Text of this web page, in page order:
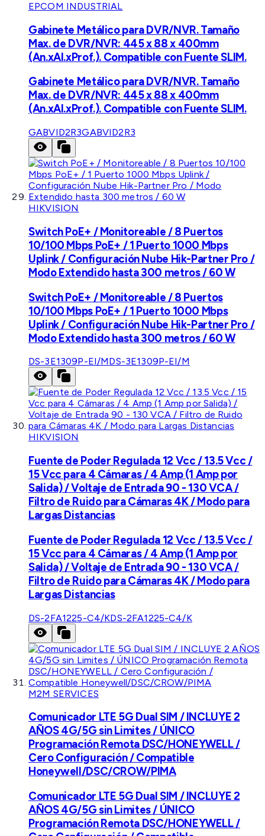
EPCOM INDUSTRIAL
Gabinete Metálico para DVR/NVR. Tamaño
Max. de DVR/NVR: 445 x 88 x 400mm
(An.xAl.xProf.). Compatible con Fuente SLIM.
Gabinete Metálico para DVR/NVR. Tamaño
Max. de DVR/NVR: 445 x 88 x 400mm
(An.xAl.xProf.). Compatible con Fuente SLIM.
GABVID2R3GABVID2R3
HIKVISION
Switch PoE+ / Monitoreable / 8 Puertos
10/100 Mbps PoE+ / 1 Puerto 1000 Mbps
Uplink / Configuración Nube Hik-Partner Pro /
Modo Extendido hasta 300 metros / 60 W
Switch PoE+ / Monitoreable / 8 Puertos
10/100 Mbps PoE+ / 1 Puerto 1000 Mbps
Uplink / Configuración Nube Hik-Partner Pro /
Modo Extendido hasta 300 metros / 60 W
DS-3E1309P-EI/MDS-3E1309P-EI/M
HIKVISION
Fuente de Poder Regulada 12 Vcc / 13.5 Vcc /
15 Vcc para 4 Cámaras / 4 Amp (1 Amp por
Salida) / Voltaje de Entrada 90 - 130 VCA /
Filtro de Ruido para Cámaras 4K / Modo para
Largas Distancias
Fuente de Poder Regulada 12 Vcc / 13.5 Vcc /
15 Vcc para 4 Cámaras / 4 Amp (1 Amp por
Salida) / Voltaje de Entrada 90 - 130 VCA /
Filtro de Ruido para Cámaras 4K / Modo para
Largas Distancias
DS-2FA1225-C4/KDS-2FA1225-C4/K
M2M SERVICES
Comunicador LTE 5G Dual SIM / INCLUYE 2
AÑOS 4G/5G sin Limites / ÚNICO
Programación Remota DSC/HONEYWELL /
Cero Configuración / Compatible
Honeywell/DSC/CROW/PIMA
Comunicador LTE 5G Dual SIM / INCLUYE 2
AÑOS 4G/5G sin Limites / ÚNICO
Programación Remota DSC/HONEYWELL /